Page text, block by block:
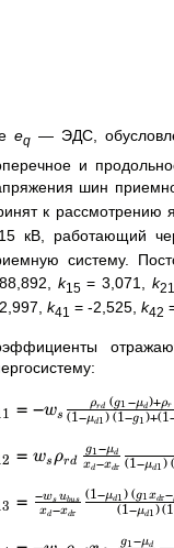
eq — ЭДС,
и
шин
к рассмотрению
кВ, работающий
систему.
k15 = 3,071, k21
k41 = -2,525, k42
= −ws (1−μd1)(1−g1 )+(1
ρrd (g1 −μd)+ρr
= ws ρrd xd−xdг
g1−μd
(1−μd1)(
= xd−xdг
−ws ubus
(1−μd1)(1
(1−μd1 )(g1xdг−
g1−μd